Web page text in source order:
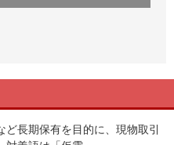
長期保有を目的に、現物取引